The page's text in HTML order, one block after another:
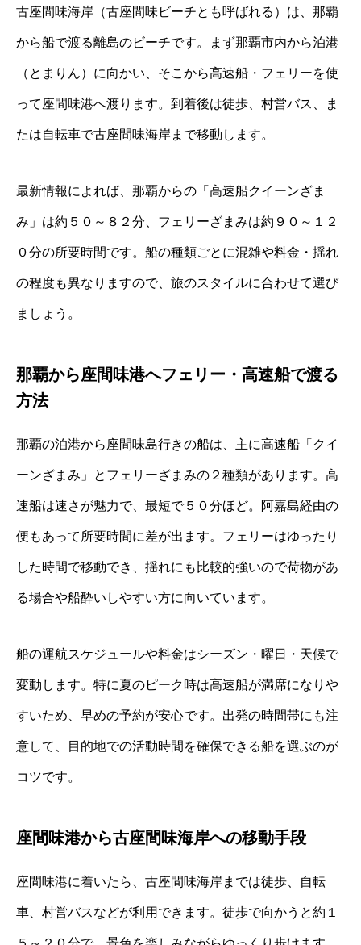
古座間味海岸（古座間味ビーチとも呼ばれる）は、那覇
から船で渡る離島のビーチです。まず那覇市内から泊港
（とまりん）に向かい、そこから高速船・フェリーを使
って座間味港へ渡ります。到着後は徒歩、村営バス、ま
たは自転車で古座間味海岸まで移動します。
最新情報によれば、那覇からの「高速船クイーンざま
み」は約５０～８２分、フェリーざまみは約９０～１２
０分の所要時間です。船の種類ごとに混雑や料金・揺れ
の程度も異なりますので、旅のスタイルに合わせて選び
ましょう。
那覇から座間味港へフェリー・高速船で渡る
方法
那覇の泊港から座間味島行きの船は、主に高速船「クイ
ーンざまみ」とフェリーざまみの２種類があります。高
速船は速さが魅力で、最短で５０分ほど。阿嘉島経由の
便もあって所要時間に差が出ます。フェリーはゆったり
した時間で移動でき、揺れにも比較的強いので荷物があ
る場合や船酔いしやすい方に向いています。
船の運航スケジュールや料金はシーズン・曜日・天候で
変動します。特に夏のピーク時は高速船が満席になりや
すいため、早めの予約が安心です。出発の時間帯にも注
意して、目的地での活動時間を確保できる船を選ぶのが
コツです。
座間味港から古座間味海岸への移動手段
座間味港に着いたら、古座間味海岸までは徒歩、自転
車、村営バスなどが利用できます。徒歩で向かうと約１